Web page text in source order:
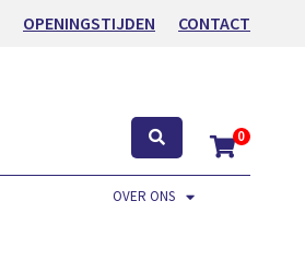
OPENINGSTIJDEN CONTACT
0
OVER ONS